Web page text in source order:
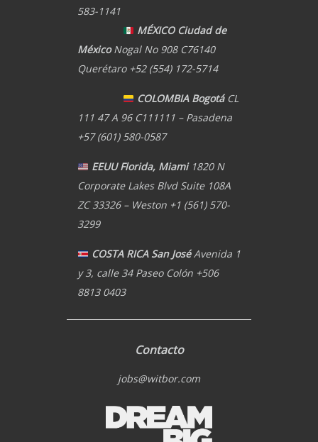
583-1141
MÉXICO Ciudad de
MéxicoNogal No 908 C76140
Querétaro +52 (554) 172-5714
COLOMBIA BogotáCL
111 47 A 96 C111111 – Pasadena
+57 (601) 580-0587
EEUU Florida, Miami1820 N
Corporate Lakes Blvd Suite 108A
ZC 33326 – Weston +1 (561) 570-
3299
COSTA RICA San JoséAvenida 1
y 3, calle 34 Paseo Colón +506
8813 0403
Contacto
jobs@witbor.com